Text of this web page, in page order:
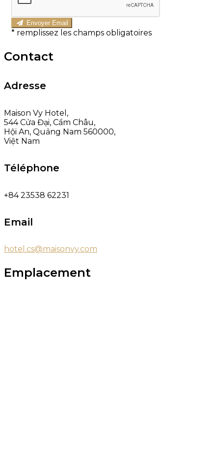
Envoyer Email
* remplissez les champs obligatoires
Contact
Adresse
Maison Vy Hotel,
544 Cửa Đại, Cẩm Châu,
Hội An, Quảng Nam 560000,
Việt Nam
Téléphone
+84 23538 62231
Email
hotel.cs@maisonvy.com
Emplacement